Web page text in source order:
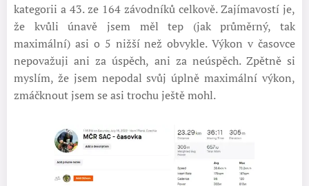
kategorii a 43. ze 164 závodníků celkově. Zajímavostí je,
že kvůli únavě jsem měl tep (jak průměrný, tak
maximální) asi o 5 nižší než obvykle. Výkon v časovce
nepovažuji ani za úspěch, ani za neúspěch. Zpětně si
myslím, že jsem nepodal svůj úplně maximální výkon,
zmáčknout jsem se asi trochu ještě mohl.